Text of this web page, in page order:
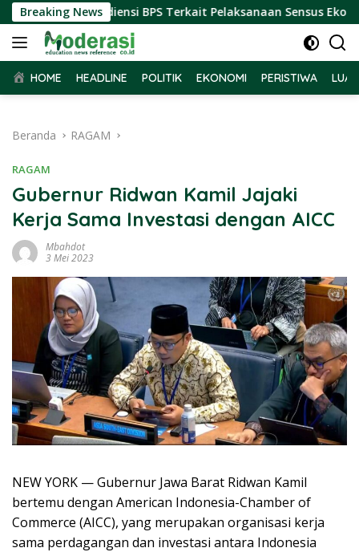
Langsung
ke
konten
Breaking News
Terima Audiensi BPS Terkait Pelaksanaan Sensus Ekonomi
HOME HEADLINE POLITIK EKONOMI PERISTIWA
Beranda RAGAM
RAGAM
Gubernur Ridwan Kamil Jajaki
Kerja Sama Investasi dengan AICC
Mbahdot
3 Mei 2023
NEW YORK — Gubernur Jawa Barat Ridwan Kamil
bertemu dengan American Indonesia-Chamber of
Commerce (AICC), yang merupakan organisasi kerja
sama perdagangan dan investasi antara Indonesia